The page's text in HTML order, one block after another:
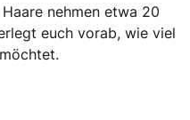
nehmen etwa 20
euch vorab, wie viel